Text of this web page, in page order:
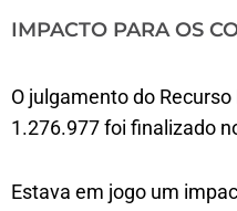
IMPACTO PARA OS
O julgamento do
1.276.977 foi finalizado
Estava em jogo um